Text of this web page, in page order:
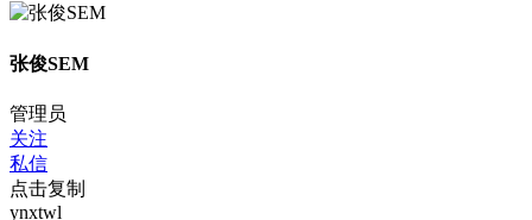
张俊SEM
管理员
关注
私信
点击复制
ynxtwl